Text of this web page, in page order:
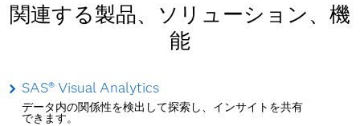
関連する製品、ソリューション、機
能
SAS® Visual Analytics
データ内の関係性を検出して探索し、インサイトを共有
できます。